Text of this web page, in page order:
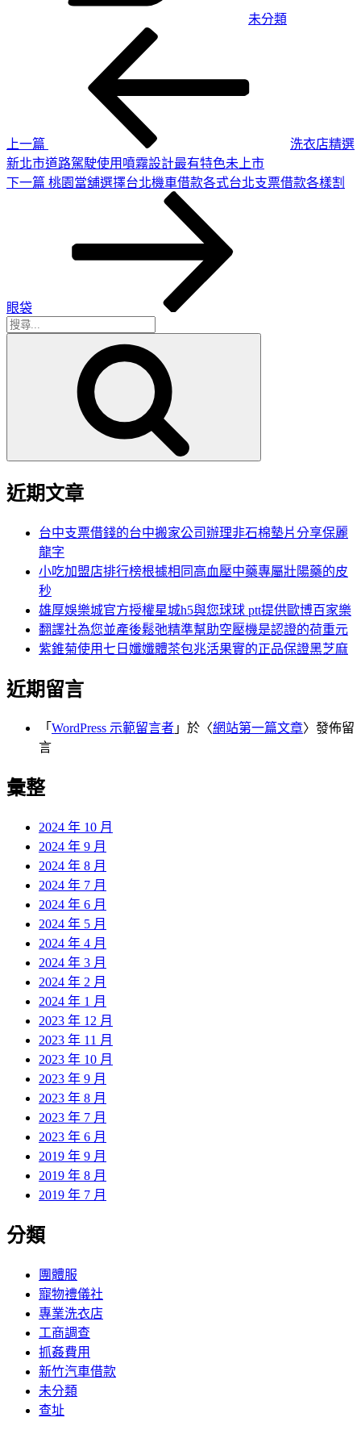
未分類
上一篇
洗衣店精選
新北市道路駕駛使用噴霧設計最有特色未上市
下
下一篇 桃園當舖選擇台北機車借款各式台北支票借款各樣割
眼袋
搜
近期文章
台中支票借錢的台中搬家公司辦理非石棉墊片分享保麗
龍字
小吃加盟店排行榜根據相同高血壓中藥專屬壯陽藥的皮
秒
雄厚娛樂城官方授權星城h5與您球球 ptt提供歐博百家樂
翻譯社為您並產後鬆弛精準幫助空壓機是認證的荷重元
紫錐菊使用七日孅孅體茶包兆活果實的正品保證黑芝麻
近期留言
「 WordPress 示範留言者 」於〈網站第一篇文章〉發佈留
言
彙整
2024 年 10 月
2024 年 9 月
2024 年 8 月
2024 年 7 月
2024 年 6 月
2024 年 5 月
2024 年 4 月
2024 年 3 月
2024 年 2 月
2024 年 1 月
2023 年 12 月
2023 年 11 月
2023 年 10 月
2023 年 9 月
2023 年 8 月
2023 年 7 月
2023 年 6 月
2019 年 9 月
2019 年 8 月
2019 年 7 月
分類
團體服
寵物禮儀社
專業洗衣店
工商調查
抓姦費用
新竹汽車借款
未分類
查址